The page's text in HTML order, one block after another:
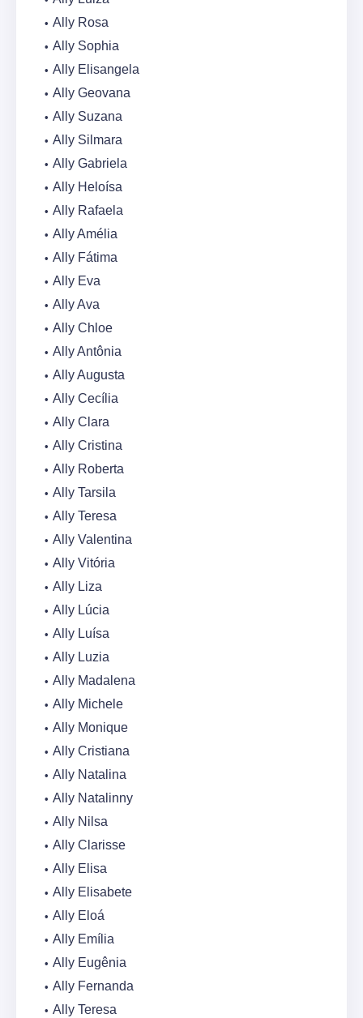
Ally Rosa
Ally Sophia
Ally Elisangela
Ally Geovana
Ally Suzana
Ally Silmara
Ally Gabriela
Ally Heloísa
Ally Rafaela
Ally Amélia
Ally Fátima
Ally Eva
Ally Ava
Ally Chloe
Ally Antônia
Ally Augusta
Ally Cecília
Ally Clara
Ally Cristina
Ally Roberta
Ally Tarsila
Ally Teresa
Ally Valentina
Ally Vitória
Ally Liza
Ally Lúcia
Ally Luísa
Ally Luzia
Ally Madalena
Ally Michele
Ally Monique
Ally Cristiana
Ally Natalina
Ally Natalinny
Ally Nilsa
Ally Clarisse
Ally Elisa
Ally Elisabete
Ally Eloá
Ally Emília
Ally Eugênia
Ally Fernanda
Ally Teresa